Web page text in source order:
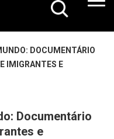
DOCUMENTÁRIO
IMIGRANTES E
Documentário
e